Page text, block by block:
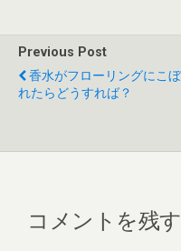
Previous Post
香水がフローリングにこぼ
れたらどうすれば？
コメントを残す